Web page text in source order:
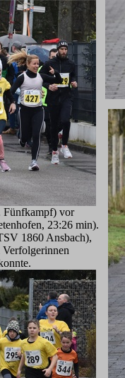
Fünfkampf) vor
23:26 min).
1860 Ansbach),